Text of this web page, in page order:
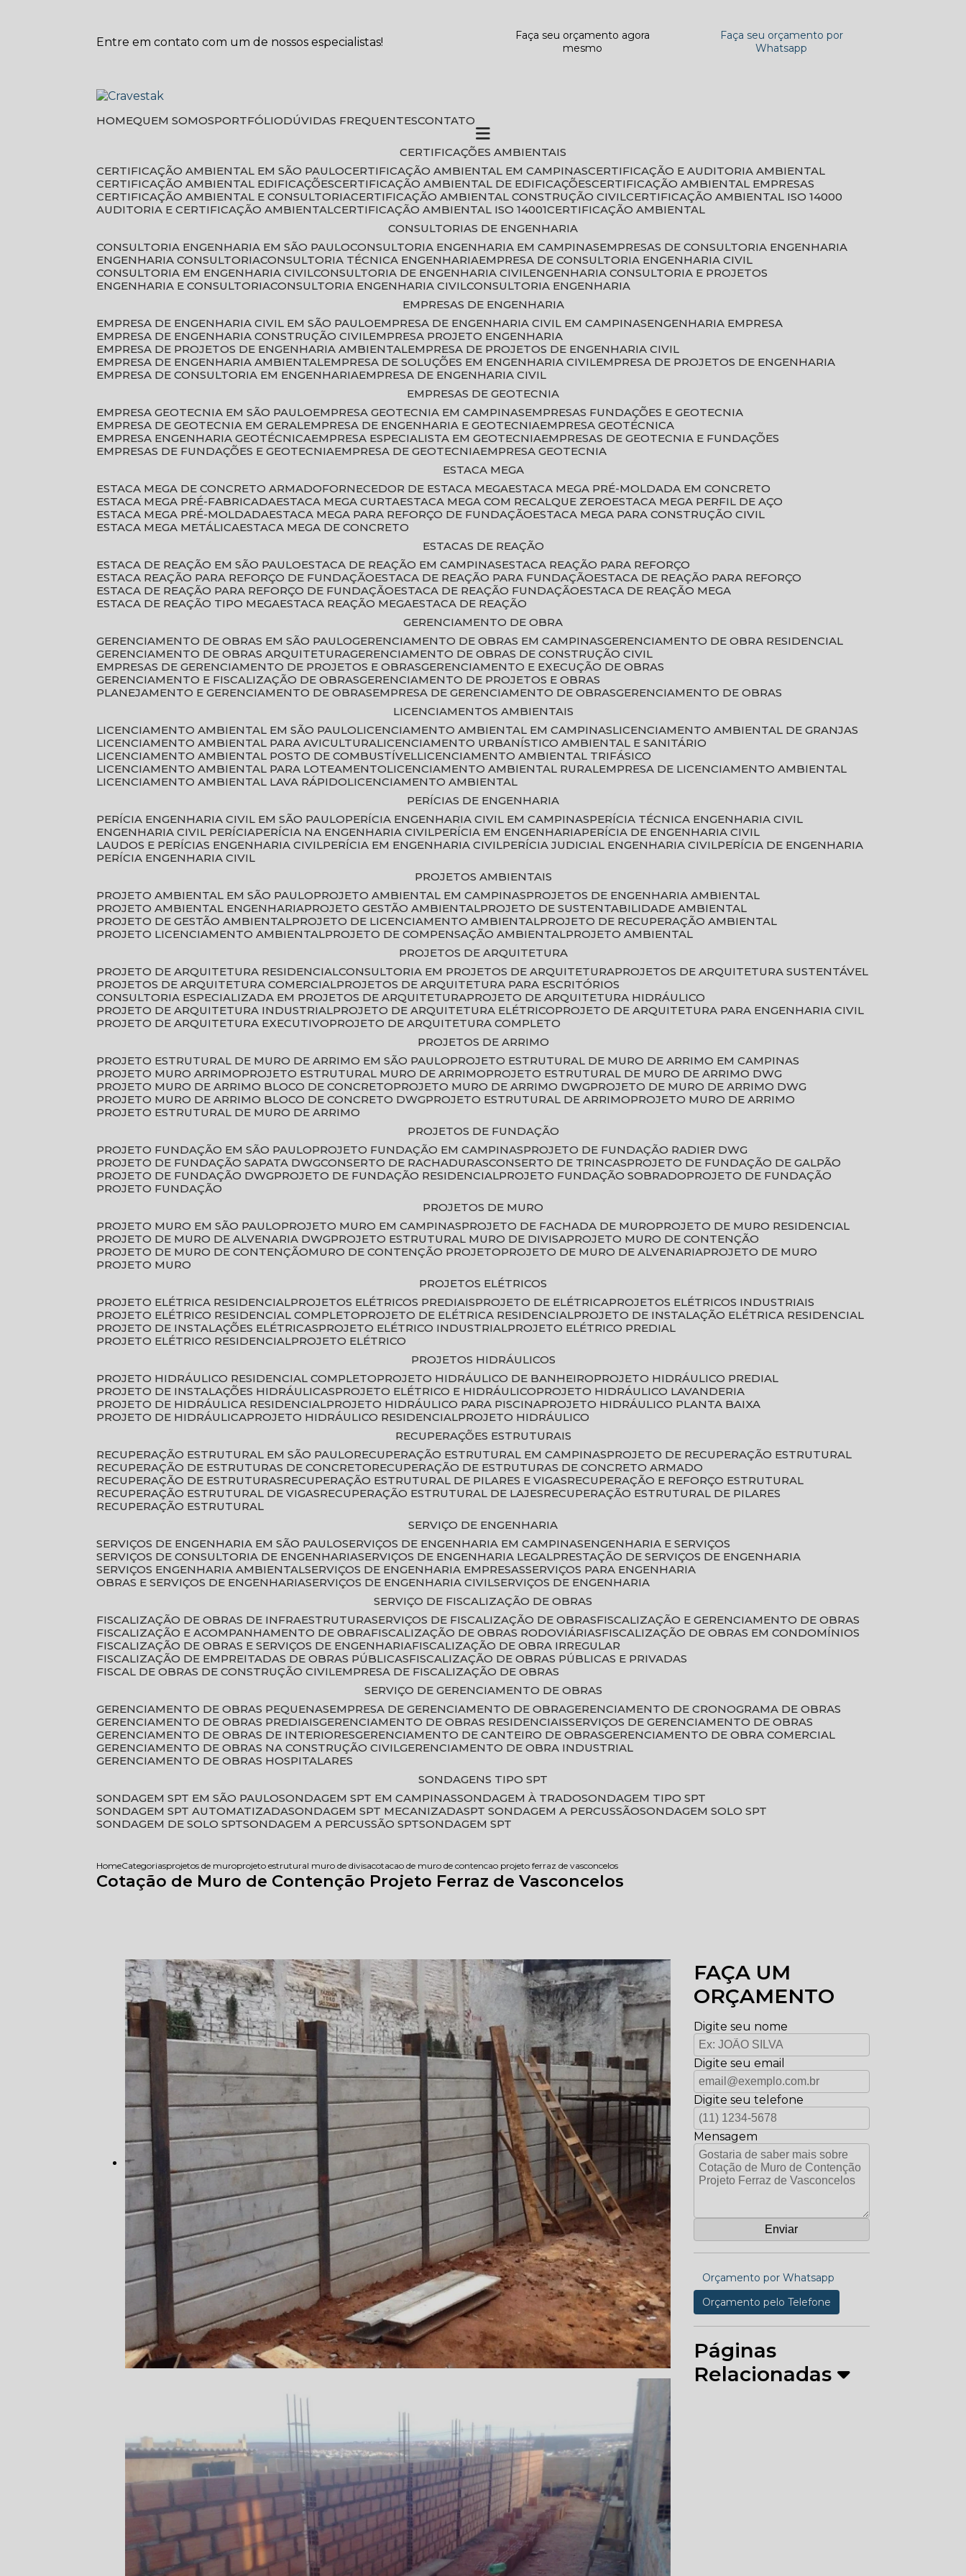
Entre em contato com um de nossos especialistas!
Faça seu orçamento agora
mesmo
Faça seu orçamento por
Whatsapp
HOME QUEM SOMOS PORTFÓLIO DÚVIDAS FREQUENTES CONTATO
CERTIFICAÇÕES AMBIENTAIS
CERTIFICAÇÃO AMBIENTAL EM SÃO PAULO
CERTIFICAÇÃO AMBIENTAL EM CAMPINAS
CERTIFICAÇÃO E AUDITORIA AMBIENTAL
CERTIFICAÇÃO AMBIENTAL EDIFICAÇÕES
CERTIFICAÇÃO AMBIENTAL DE EDIFICAÇÕES
CERTIFICAÇÃO AMBIENTAL EMPRESAS
CERTIFICAÇÃO AMBIENTAL E CONSULTORIA
CERTIFICAÇÃO AMBIENTAL CONSTRUÇÃO CIVIL
CERTIFICAÇÃO AMBIENTAL ISO 14000
AUDITORIA E CERTIFICAÇÃO AMBIENTAL
CERTIFICAÇÃO AMBIENTAL ISO 14001
CERTIFICAÇÃO AMBIENTAL
CONSULTORIAS DE ENGENHARIA
CONSULTORIA ENGENHARIA EM SÃO PAULO CONSULTORIA ENGENHARIA EM CAMPINAS
EMPRESAS DE CONSULTORIA ENGENHARIA
ENGENHARIA CONSULTORIA CONSULTORIA TÉCNICA ENGENHARIA EMPRESA DE CONSULTORIA ENGENHARIA CIVIL
CONSULTORIA EM ENGENHARIA CIVIL CONSULTORIA DE ENGENHARIA CIVIL ENGENHARIA CONSULTORIA E PROJETOS
ENGENHARIA E CONSULTORIA CONSULTORIA ENGENHARIA CIVIL CONSULTORIA ENGENHARIA
EMPRESAS DE ENGENHARIA
EMPRESA DE ENGENHARIA CIVIL EM SÃO PAULO
EMPRESA DE ENGENHARIA CIVIL EM CAMPINAS
ENGENHARIA EMPRESA
EMPRESA DE ENGENHARIA CONSTRUÇÃO CIVIL EMPRESA PROJETO ENGENHARIA
EMPRESA DE PROJETOS DE ENGENHARIA AMBIENTAL EMPRESA DE PROJETOS DE ENGENHARIA CIVIL
EMPRESA DE ENGENHARIA AMBIENTAL EMPRESA DE SOLUÇÕES EM ENGENHARIA CIVIL EMPRESA DE PROJETOS DE ENGENHARIA
EMPRESA DE CONSULTORIA EM ENGENHARIA EMPRESA DE ENGENHARIA CIVIL
EMPRESAS DE GEOTECNIA
EMPRESA GEOTECNIA EM SÃO PAULO
EMPRESA GEOTECNIA EM CAMPINAS
EMPRESAS FUNDAÇÕES E GEOTECNIA
EMPRESA DE GEOTECNIA EM GERAL EMPRESA DE ENGENHARIA E GEOTECNIA EMPRESA GEOTÉCNICA
EMPRESA ENGENHARIA GEOTÉCNICA EMPRESA ESPECIALISTA EM GEOTECNIA EMPRESAS DE GEOTECNIA E FUNDAÇÕES
EMPRESAS DE FUNDAÇÕES E GEOTECNIA EMPRESA DE GEOTECNIA EMPRESA GEOTECNIA
ESTACA MEGA
ESTACA MEGA DE CONCRETO ARMADO
FORNECEDOR DE ESTACA MEGA ESTACA MEGA PRÉ-MOLDADA EM CONCRETO
ESTACA MEGA PRÉ-FABRICADA ESTACA MEGA CURTA ESTACA MEGA COM RECALQUE ZERO
ESTACA MEGA PERFIL DE AÇO
ESTACA MEGA PRÉ-MOLDADA ESTACA MEGA PARA REFORÇO DE FUNDAÇÃO
ESTACA MEGA PARA CONSTRUÇÃO CIVIL
ESTACA MEGA METÁLICA ESTACA MEGA DE CONCRETO
ESTACAS DE REAÇÃO
ESTACA DE REAÇÃO EM SÃO PAULO
ESTACA DE REAÇÃO EM CAMPINAS
ESTACA REAÇÃO PARA REFORÇO
ESTACA REAÇÃO PARA REFORÇO DE FUNDAÇÃO
ESTACA DE REAÇÃO PARA FUNDAÇÃO
ESTACA DE REAÇÃO PARA REFORÇO
ESTACA DE REAÇÃO PARA REFORÇO DE FUNDAÇÃO
ESTACA DE REAÇÃO FUNDAÇÃO
ESTACA DE REAÇÃO MEGA
ESTACA DE REAÇÃO TIPO MEGA ESTACA REAÇÃO MEGA ESTACA DE REAÇÃO
GERENCIAMENTO DE OBRA
GERENCIAMENTO DE OBRAS EM SÃO PAULO
GERENCIAMENTO DE OBRAS EM CAMPINAS
GERENCIAMENTO DE OBRA RESIDENCIAL
GERENCIAMENTO DE OBRAS ARQUITETURA
GERENCIAMENTO DE OBRAS DE CONSTRUÇÃO CIVIL
EMPRESAS DE GERENCIAMENTO DE PROJETOS E OBRAS
GERENCIAMENTO E EXECUÇÃO DE OBRAS
GERENCIAMENTO E FISCALIZAÇÃO DE OBRAS
GERENCIAMENTO DE PROJETOS E OBRAS
PLANEJAMENTO E GERENCIAMENTO DE OBRAS
EMPRESA DE GERENCIAMENTO DE OBRAS
GERENCIAMENTO DE OBRAS
LICENCIAMENTOS AMBIENTAIS
LICENCIAMENTO AMBIENTAL EM SÃO PAULO LICENCIAMENTO AMBIENTAL EM CAMPINAS LICENCIAMENTO AMBIENTAL DE GRANJAS
LICENCIAMENTO AMBIENTAL PARA AVICULTURA LICENCIAMENTO URBANÍSTICO AMBIENTAL E SANITÁRIO
LICENCIAMENTO AMBIENTAL POSTO DE COMBUSTÍVEL LICENCIAMENTO AMBIENTAL TRIFÁSICO
LICENCIAMENTO AMBIENTAL PARA LOTEAMENTO LICENCIAMENTO AMBIENTAL RURAL EMPRESA DE LICENCIAMENTO AMBIENTAL
LICENCIAMENTO AMBIENTAL LAVA RÁPIDO LICENCIAMENTO AMBIENTAL
PERÍCIAS DE ENGENHARIA
PERÍCIA ENGENHARIA CIVIL EM SÃO PAULO
PERÍCIA ENGENHARIA CIVIL EM CAMPINAS
PERÍCIA TÉCNICA ENGENHARIA CIVIL
ENGENHARIA CIVIL PERÍCIA
PERÍCIA NA ENGENHARIA CIVIL PERÍCIA EM ENGENHARIA
PERÍCIA DE ENGENHARIA CIVIL
LAUDOS E PERÍCIAS ENGENHARIA CIVIL
PERÍCIA EM ENGENHARIA CIVIL PERÍCIA JUDICIAL ENGENHARIA CIVIL
PERÍCIA DE ENGENHARIA
PERÍCIA ENGENHARIA CIVIL
PROJETOS AMBIENTAIS
PROJETO AMBIENTAL EM SÃO PAULO
PROJETO AMBIENTAL EM CAMPINAS
PROJETOS DE ENGENHARIA AMBIENTAL
PROJETO AMBIENTAL ENGENHARIA
PROJETO GESTÃO AMBIENTAL
PROJETO DE SUSTENTABILIDADE AMBIENTAL
PROJETO DE GESTÃO AMBIENTAL
PROJETO DE LICENCIAMENTO AMBIENTAL
PROJETO DE RECUPERAÇÃO AMBIENTAL
PROJETO LICENCIAMENTO AMBIENTAL
PROJETO DE COMPENSAÇÃO AMBIENTAL
PROJETO AMBIENTAL
PROJETOS DE ARQUITETURA
PROJETO DE ARQUITETURA RESIDENCIAL CONSULTORIA EM PROJETOS DE ARQUITETURA
PROJETOS DE ARQUITETURA SUSTENTÁVEL
PROJETOS DE ARQUITETURA COMERCIAL
PROJETOS DE ARQUITETURA PARA ESCRITÓRIOS
CONSULTORIA ESPECIALIZADA EM PROJETOS DE ARQUITETURA
PROJETO DE ARQUITETURA HIDRÁULICO
PROJETO DE ARQUITETURA INDUSTRIAL
PROJETO DE ARQUITETURA ELÉTRICO
PROJETO DE ARQUITETURA PARA ENGENHARIA CIVIL
PROJETO DE ARQUITETURA EXECUTIVO
PROJETO DE ARQUITETURA COMPLETO
PROJETOS DE ARRIMO
PROJETO ESTRUTURAL DE MURO DE ARRIMO EM SÃO PAULO
PROJETO ESTRUTURAL DE MURO DE ARRIMO EM CAMPINAS
PROJETO MURO ARRIMO
PROJETO ESTRUTURAL MURO DE ARRIMO
PROJETO ESTRUTURAL DE MURO DE ARRIMO DWG
PROJETO MURO DE ARRIMO BLOCO DE CONCRETO
PROJETO MURO DE ARRIMO DWG
PROJETO DE MURO DE ARRIMO DWG
PROJETO MURO DE ARRIMO BLOCO DE CONCRETO DWG
PROJETO ESTRUTURAL DE ARRIMO
PROJETO MURO DE ARRIMO
PROJETO ESTRUTURAL DE MURO DE ARRIMO
PROJETOS DE FUNDAÇÃO
PROJETO FUNDAÇÃO EM SÃO PAULO
PROJETO FUNDAÇÃO EM CAMPINAS
PROJETO DE FUNDAÇÃO RADIER DWG
PROJETO DE FUNDAÇÃO SAPATA DWG CONSERTO DE RACHADURAS CONSERTO DE TRINCAS
PROJETO DE FUNDAÇÃO DE GALPÃO
PROJETO DE FUNDAÇÃO DWG
PROJETO DE FUNDAÇÃO RESIDENCIAL PROJETO FUNDAÇÃO SOBRADO
PROJETO DE FUNDAÇÃO
PROJETO FUNDAÇÃO
PROJETOS DE MURO
PROJETO MURO EM SÃO PAULO
PROJETO MURO EM CAMPINAS PROJETO DE FACHADA DE MURO
PROJETO DE MURO RESIDENCIAL
PROJETO DE MURO DE ALVENARIA DWG
PROJETO ESTRUTURAL MURO DE DIVISA
PROJETO MURO DE CONTENÇÃO
PROJETO DE MURO DE CONTENÇÃO
MURO DE CONTENÇÃO PROJETO PROJETO DE MURO DE ALVENARIA
PROJETO DE MURO
PROJETO MURO
PROJETOS ELÉTRICOS
PROJETO ELÉTRICA RESIDENCIAL
PROJETOS ELÉTRICOS PREDIAIS PROJETO DE ELÉTRICA
PROJETOS ELÉTRICOS INDUSTRIAIS
PROJETO ELÉTRICO RESIDENCIAL COMPLETO
PROJETO DE ELÉTRICA RESIDENCIAL
PROJETO DE INSTALAÇÃO ELÉTRICA RESIDENCIAL
PROJETO DE INSTALAÇÕES ELÉTRICAS
PROJETO ELÉTRICO INDUSTRIAL
PROJETO ELÉTRICO PREDIAL
PROJETO ELÉTRICO RESIDENCIAL
PROJETO ELÉTRICO
PROJETOS HIDRÁULICOS
PROJETO HIDRÁULICO RESIDENCIAL COMPLETO
PROJETO HIDRÁULICO DE BANHEIRO
PROJETO HIDRÁULICO PREDIAL
PROJETO DE INSTALAÇÕES HIDRÁULICAS
PROJETO ELÉTRICO E HIDRÁULICO
PROJETO HIDRÁULICO LAVANDERIA
PROJETO DE HIDRÁULICA RESIDENCIAL
PROJETO HIDRÁULICO PARA PISCINA
PROJETO HIDRÁULICO PLANTA BAIXA
PROJETO DE HIDRÁULICA
PROJETO HIDRÁULICO RESIDENCIAL
PROJETO HIDRÁULICO
RECUPERAÇÕES ESTRUTURAIS
RECUPERAÇÃO ESTRUTURAL EM SÃO PAULO
RECUPERAÇÃO ESTRUTURAL EM CAMPINAS
PROJETO DE RECUPERAÇÃO ESTRUTURAL
RECUPERAÇÃO DE ESTRUTURAS DE CONCRETO
RECUPERAÇÃO DE ESTRUTURAS DE CONCRETO ARMADO
RECUPERAÇÃO DE ESTRUTURAS
RECUPERAÇÃO ESTRUTURAL DE PILARES E VIGAS
RECUPERAÇÃO E REFORÇO ESTRUTURAL
RECUPERAÇÃO ESTRUTURAL DE VIGAS
RECUPERAÇÃO ESTRUTURAL DE LAJES
RECUPERAÇÃO ESTRUTURAL DE PILARES
RECUPERAÇÃO ESTRUTURAL
SERVIÇO DE ENGENHARIA
SERVIÇOS DE ENGENHARIA EM SÃO PAULO SERVIÇOS DE ENGENHARIA EM CAMPINAS
ENGENHARIA E SERVIÇOS
SERVIÇOS DE CONSULTORIA DE ENGENHARIA SERVIÇOS DE ENGENHARIA LEGAL
PRESTAÇÃO DE SERVIÇOS DE ENGENHARIA
SERVIÇOS ENGENHARIA AMBIENTAL SERVIÇOS DE ENGENHARIA EMPRESAS SERVIÇOS PARA ENGENHARIA
OBRAS E SERVIÇOS DE ENGENHARIA SERVIÇOS DE ENGENHARIA CIVIL SERVIÇOS DE ENGENHARIA
SERVIÇO DE FISCALIZAÇÃO DE OBRAS
FISCALIZAÇÃO DE OBRAS DE INFRAESTRUTURA SERVIÇOS DE FISCALIZAÇÃO DE OBRAS
FISCALIZAÇÃO E GERENCIAMENTO DE OBRAS
FISCALIZAÇÃO E ACOMPANHAMENTO DE OBRA FISCALIZAÇÃO DE OBRAS RODOVIÁRIAS
FISCALIZAÇÃO DE OBRAS EM CONDOMÍNIOS
FISCALIZAÇÃO DE OBRAS E SERVIÇOS DE ENGENHARIA FISCALIZAÇÃO DE OBRA IRREGULAR
FISCALIZAÇÃO DE EMPREITADAS DE OBRAS PÚBLICAS
FISCALIZAÇÃO DE OBRAS PÚBLICAS E PRIVADAS
FISCAL DE OBRAS DE CONSTRUÇÃO CIVIL EMPRESA DE FISCALIZAÇÃO DE OBRAS
SERVIÇO DE GERENCIAMENTO DE OBRAS
GERENCIAMENTO DE OBRAS PEQUENAS
EMPRESA DE GERENCIAMENTO DE OBRA
GERENCIAMENTO DE CRONOGRAMA DE OBRAS
GERENCIAMENTO DE OBRAS PREDIAIS
GERENCIAMENTO DE OBRAS RESIDENCIAIS SERVIÇOS DE GERENCIAMENTO DE OBRAS
GERENCIAMENTO DE OBRAS DE INTERIORES
GERENCIAMENTO DE CANTEIRO DE OBRAS
GERENCIAMENTO DE OBRA COMERCIAL
GERENCIAMENTO DE OBRAS NA CONSTRUÇÃO CIVIL
GERENCIAMENTO DE OBRA INDUSTRIAL
GERENCIAMENTO DE OBRAS HOSPITALARES
SONDAGENS TIPO SPT
SONDAGEM SPT EM SÃO PAULO SONDAGEM SPT EM CAMPINAS SONDAGEM À TRADO SONDAGEM TIPO SPT
SONDAGEM SPT AUTOMATIZADA SONDAGEM SPT MECANIZADA SPT SONDAGEM A PERCUSSÃO SONDAGEM SOLO SPT
SONDAGEM DE SOLO SPT SONDAGEM A PERCUSSÃO SPT SONDAGEM SPT
HomeCategoriasprojetos de muroprojeto estrutural muro de divisacotacao de muro de contencao projeto ferraz de vasconcelos
Cotação de Muro de Contenção Projeto Ferraz de Vasconcelos
FAÇA UM
ORÇAMENTO
Digite seu nome
Digite seu email
Digite seu telefone
Mensagem
Orçamento por Whatsapp
Orçamento pelo Telefone
Páginas
Relacionadas